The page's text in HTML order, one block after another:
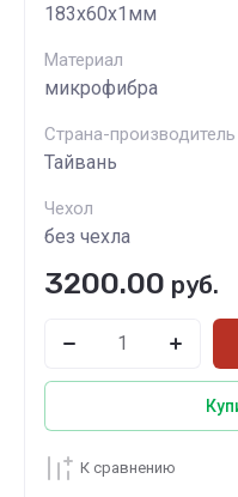
183х60х1мм
Материал
микрофибра
Страна-производитель
Тайвань
Чехол
без чехла
3200.00 руб.
К сравнению